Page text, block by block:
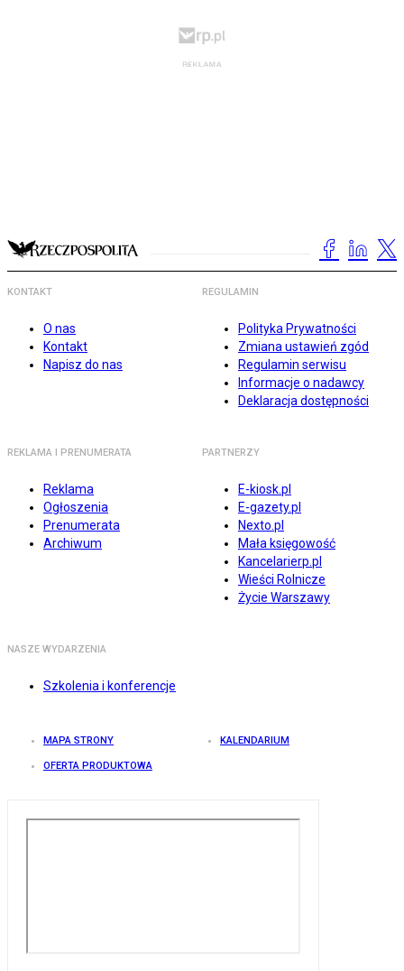
KONTAKT
O nas
Kontakt
Napisz do nas
REGULAMIN
Polityka Prywatności
Zmiana ustawień zgód
Regulamin serwisu
Informacje o nadawcy
Deklaracja dostępności
REKLAMA I PRENUMERATA
Reklama
Ogłoszenia
Prenumerata
Archiwum
PARTNERZY
E-kiosk.pl
E-gazety.pl
Nexto.pl
Mała księgowość
Kancelarierp.pl
Wieści Rolnicze
Życie Warszawy
NASZE WYDARZENIA
Szkolenia i konferencje
MAPA STRONY KALENDARIUM
OFERTA PRODUKTOWA